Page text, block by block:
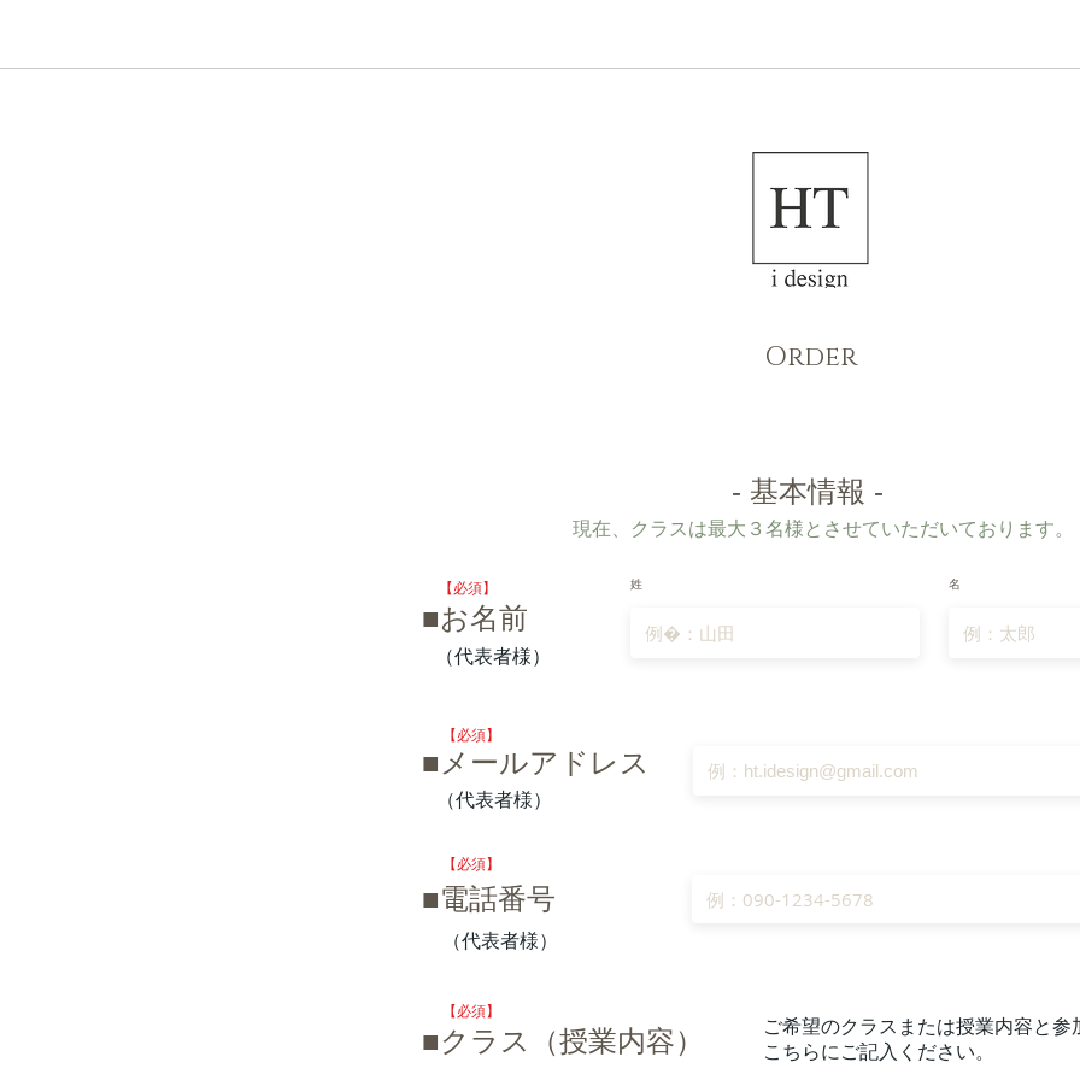
Order
- 基本情報 -
現在、クラスは最大３名様とさせていただいております。
■お名前
姓
【必須】
（代表者様）
名
■メールアドレス
【必須】
（代表者様）
【必須】
​■電話番号
（代表者様）
【必須】
​■クラス（授業内容）
ご希望のクラスまたは授業内容と参
こちらにご記入ください。